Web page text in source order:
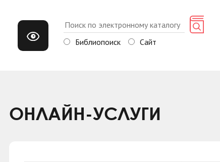
Библиопоиск Сайт
ОНЛАЙН-УСЛУГИ